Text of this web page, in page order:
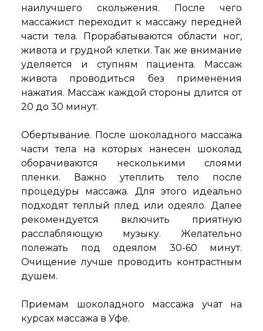
наилучшего скольжения. После чего
массажист переходит к массажу передней
части тела. Прорабатываются области ног,
живота и грудной клетки. Так же внимание
уделяется и ступням пациента. Массаж
живота проводиться без применения
нажатия. Массаж каждой стороны длится от
20 до 30 минут.
Обертывание. После шоколадного массажа
части тела на которых нанесен шоколад
оборачиваются несколькими слоями
пленки. Важно утеплить тело после
процедуры массажа. Для этого идеально
подходят теплый плед или одеяло. Далее
рекомендуется включить приятную
расслабляющую музыку. Желательно
полежать под одеялом 30-60 минут.
Очищение лучше проводить контрастным
душем.
Приемам шоколадного массажа учат на
курсах массажа в Уфе.